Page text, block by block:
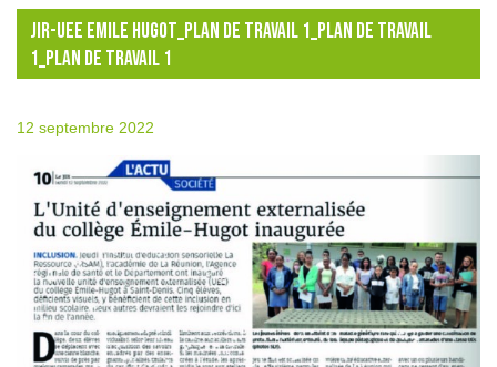
JIR-UEE EMILE HUGOT_PLAN DE TRAVAIL 1_PLAN DE TRAVAIL
1_PLAN DE TRAVAIL 1
12 septembre 2022